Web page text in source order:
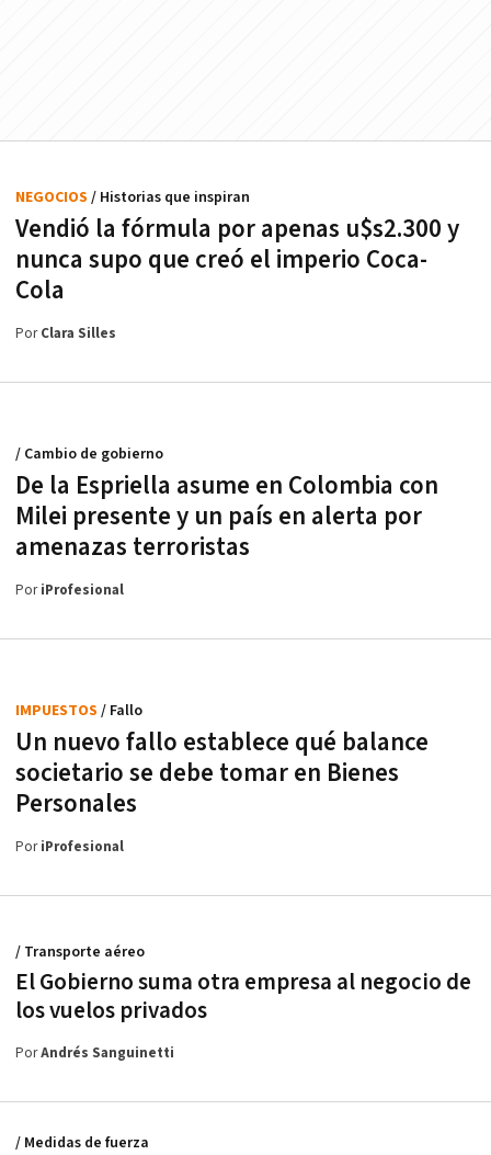
Vendió la fórmula por apenas u$s2.300 y
nunca supo que creó el imperio Coca-
Cola
NEGOCIOS / Historias que inspiran
PorClara Silles
De la Espriella asume en Colombia con
Milei presente y un país en alerta por
amenazas terroristas
/ Cambio de gobierno
PoriProfesional
Un nuevo fallo establece qué balance
societario se debe tomar en Bienes
Personales
IMPUESTOS / Fallo
PoriProfesional
El Gobierno suma otra empresa al negocio de
los vuelos privados
/ Transporte aéreo
PorAndrés Sanguinetti
/ Medidas de fuerza